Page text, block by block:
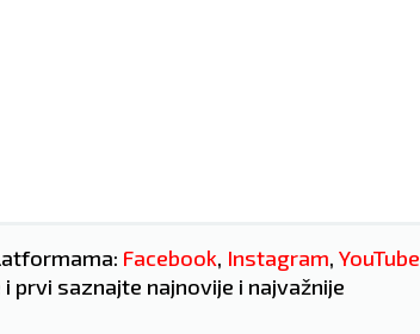
Facebook, Instagram, YouTube
prvi saznajte najnovije i najvažnije